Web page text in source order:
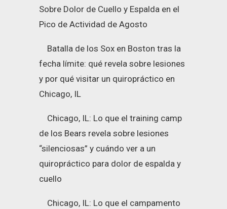
Sobre Dolor de Cuello y Espalda en el
Pico de Actividad de Agosto
Batalla de los Sox en Boston tras la
fecha límite: qué revela sobre lesiones
y por qué visitar un quiropráctico en
Chicago, IL
Chicago, IL: Lo que el training camp
de los Bears revela sobre lesiones
“silenciosas” y cuándo ver a un
quiropráctico para dolor de espalda y
cuello
Chicago, IL: Lo que el campamento